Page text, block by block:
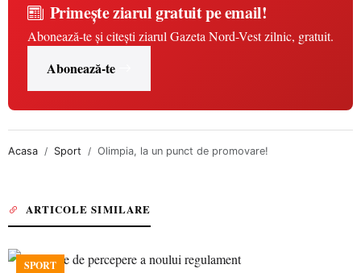
Primește ziarul gratuit pe email!
Abonează-te și citești ziarul Gazeta Nord-Vest zilnic, gratuit.
Abonează-te
Acasa Sport Olimpia, la un punct de promovare!
ARTICOLE SIMILARE
SPORT